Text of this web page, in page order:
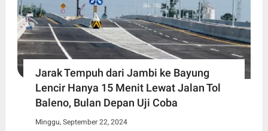
Jarak Tempuh dari Jambi ke Bayung
Lencir Hanya 15 Menit Lewat Jalan Tol
Baleno, Bulan Depan Uji Coba
Minggu, September 22, 2024